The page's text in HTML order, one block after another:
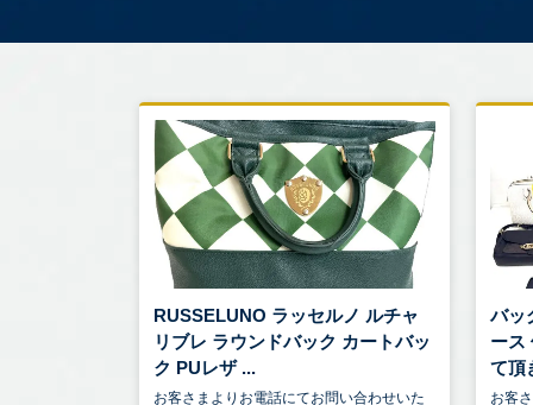
RUSSELUNO ラッセルノ ルチャ
リブレ ラウンドバック カートバッ
ク PUレザ ...
お客さまよりお電話にてお問い合わせいた
バッ
ース
て頂
お客